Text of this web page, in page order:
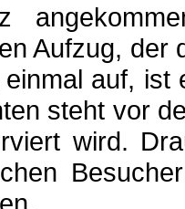
Aufzug,
auf,
steht vor
wird.